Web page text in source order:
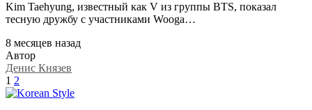
Kim Taehyung, известный как V из группы BTS, показал
тесную дружбу с участниками Wooga…
8 месяцев назад
Автор
Денис Князев
1 2